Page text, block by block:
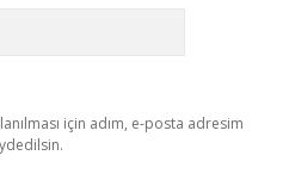
için adım, e-posta adresim